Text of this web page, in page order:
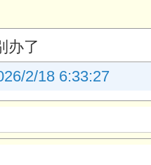
办了
2/18 6:33:27